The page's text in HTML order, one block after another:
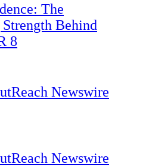
The
Behind
8
Newswire
Newswire